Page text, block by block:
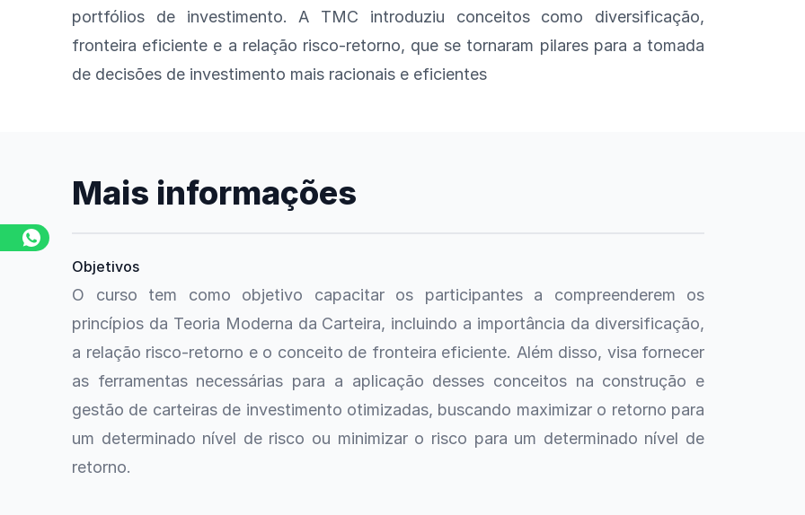
portfólios de investimento. A TMC introduziu conceitos como diversificação,
fronteira eficiente e a relação risco-retorno, que se tornaram pilares para a tomada
de decisões de investimento mais racionais e eficientes
Mais informações
Objetivos
O curso tem como objetivo capacitar os participantes a compreenderem os
princípios da Teoria Moderna da Carteira, incluindo a importância da diversificação,
a relação risco-retorno e o conceito de fronteira eficiente. Além disso, visa fornecer
as ferramentas necessárias para a aplicação desses conceitos na construção e
gestão de carteiras de investimento otimizadas, buscando maximizar o retorno para
um determinado nível de risco ou minimizar o risco para um determinado nível de
retorno.